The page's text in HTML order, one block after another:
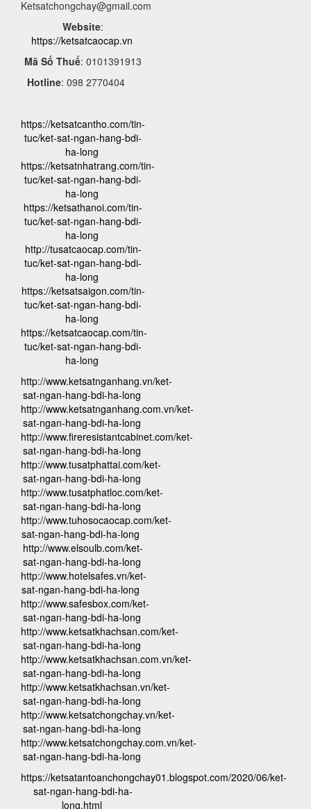
Ketsatchongchay@gmail.com
Website:
https://ketsatcaocap.vn
Mã Số Thuế: 0101391913
Hotline: 098 2770404
https://ketsatcantho.com/tin-
tuc/ket-sat-ngan-hang-bdi-
ha-long
https://ketsatnhatrang.com/tin-
tuc/ket-sat-ngan-hang-bdi-
ha-long
https://ketsathanoi.com/tin-
tuc/ket-sat-ngan-hang-bdi-
ha-long
http://tusatcaocap.com/tin-
tuc/ket-sat-ngan-hang-bdi-
ha-long
https://ketsatsaigon.com/tin-
tuc/ket-sat-ngan-hang-bdi-
ha-long
https://ketsatcaocap.com/tin-
tuc/ket-sat-ngan-hang-bdi-
ha-long
http://www.ketsatnganhang.vn/ket-
sat-ngan-hang-bdi-ha-long
http://www.ketsatnganhang.com.vn/ket-
sat-ngan-hang-bdi-ha-long
http://www.fireresistantcabinet.com/ket-
sat-ngan-hang-bdi-ha-long
http://www.tusatphattai.com/ket-
sat-ngan-hang-bdi-ha-long
http://www.tusatphatloc.com/ket-
sat-ngan-hang-bdi-ha-long
http://www.tuhosocaocap.com/ket-
sat-ngan-hang-bdi-ha-long
http://www.elsoulb.com/ket-
sat-ngan-hang-bdi-ha-long
http://www.hotelsafes.vn/ket-
sat-ngan-hang-bdi-ha-long
http://www.safesbox.com/ket-
sat-ngan-hang-bdi-ha-long
http://www.ketsatkhachsan.com/ket-
sat-ngan-hang-bdi-ha-long
http://www.ketsatkhachsan.com.vn/ket-
sat-ngan-hang-bdi-ha-long
http://www.ketsatkhachsan.vn/ket-
sat-ngan-hang-bdi-ha-long
http://www.ketsatchongchay.vn/ket-
sat-ngan-hang-bdi-ha-long
http://www.ketsatchongchay.com.vn/ket-
sat-ngan-hang-bdi-ha-long
https://ketsatantoanchongchay01.blogspot.com/2020/06/ket-
sat-ngan-hang-bdi-ha-
long.html